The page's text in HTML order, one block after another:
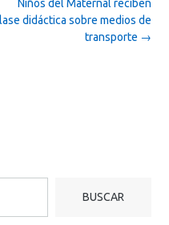
Niños del Maternal reciben
didáctica sobre medios de
transporte →
BUSCAR